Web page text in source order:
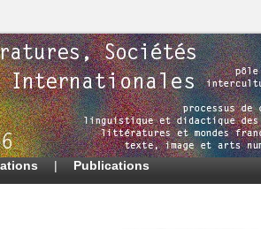
| Publications